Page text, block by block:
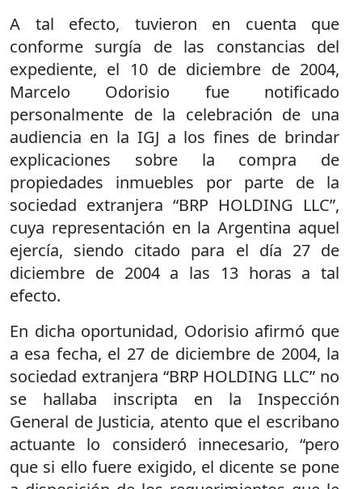
A tal efecto, tuvieron en cuenta que
conforme surgía de las constancias del
expediente, el 10 de diciembre de 2004,
Marcelo Odorisio fue notificado
personalmente de la celebración de una
audiencia en la IGJ a los fines de brindar
explicaciones sobre la compra de
propiedades inmuebles por parte de la
sociedad extranjera “BRP HOLDING LLC”,
cuya representación en la Argentina aquel
ejercía, siendo citado para el día 27 de
diciembre de 2004 a las 13 horas a tal
efecto.
En dicha oportunidad, Odorisio afirmó que
a esa fecha, el 27 de diciembre de 2004, la
sociedad extranjera “BRP HOLDING LLC” no
se hallaba inscripta en la Inspección
General de Justicia, atento que el escribano
actuante lo consideró innecesario, “pero
que si ello fuere exigido, el dicente se pone